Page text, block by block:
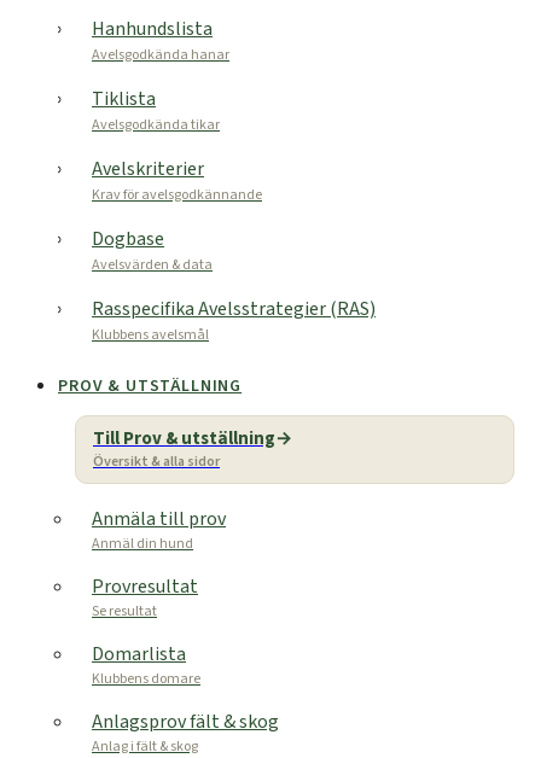
Hanhundslista
Avelsgodkända hanar
Tiklista
Avelsgodkända tikar
Avelskriterier
Krav för avelsgodkännande
Dogbase
Avelsvärden & data
Rasspecifika Avelsstrategier (RAS)
Klubbens avelsmål
PROV & UTSTÄLLNING
Till Prov & utställning
Översikt & alla sidor
Anmäla till prov
Anmäl din hund
Provresultat
Se resultat
Domarlista
Klubbens domare
Anlagsprov fält & skog
Anlag i fält & skog